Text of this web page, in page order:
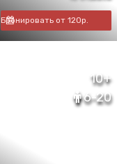
Бронировать от 120р.
10+
6-20